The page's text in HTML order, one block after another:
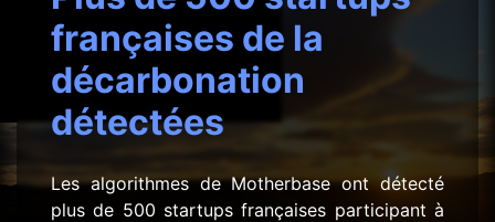
françaises de la
décarbonation
détectées
Les algorithmes de Motherbase ont détecté
plus de 500 startups françaises participant à